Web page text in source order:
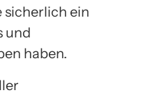
sicherlich ein
und
haben.